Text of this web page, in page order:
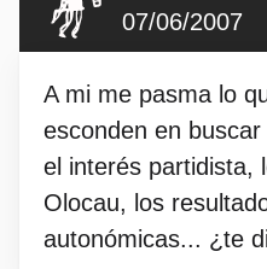
07/06/2007
A mi me pasma lo
esconden en
el interés partidista,
Olocau, los
autonómicas... ¿te